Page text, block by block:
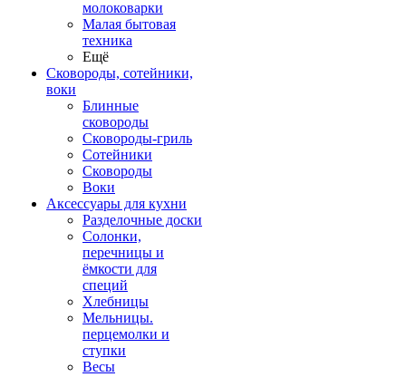
молоковарки
Малая бытовая
техника
Ещё
Сковороды, сотейники,
воки
Блинные
сковороды
Сковороды-гриль
Сотейники
Сковороды
Воки
Аксессуары для кухни
Разделочные доски
Солонки,
перечницы и
ёмкости для
специй
Хлебницы
Мельницы.
перцемолки и
ступки
Весы